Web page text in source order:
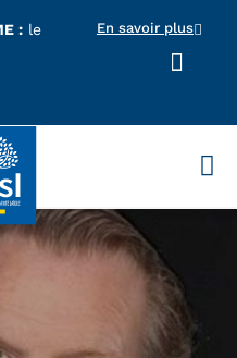
: le
En savoir plus